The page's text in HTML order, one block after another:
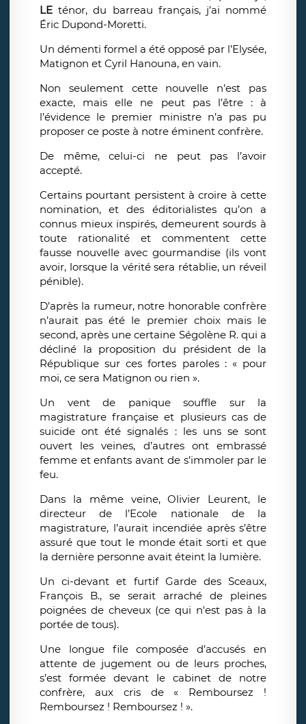
LE ténor, du barreau français, j’ai nommé
Éric Dupond-Moretti.
Un démenti formel a été opposé par l’Elysée,
Matignon et Cyril Hanouna, en vain.
Non seulement cette nouvelle n’est pas
exacte, mais elle ne peut pas l’être : à
l’évidence le premier ministre n’a pas pu
proposer ce poste à notre éminent confrère.
De même, celui-ci ne peut pas l’avoir
accepté.
Certains pourtant persistent à croire à cette
nomination, et des éditorialistes qu’on a
connus mieux inspirés, demeurent sourds à
toute rationalité et commentent cette
fausse nouvelle avec gourmandise (ils vont
avoir, lorsque la vérité sera rétablie, un réveil
pénible).
D’après la rumeur, notre honorable confrère
n’aurait pas été le premier choix mais le
second, après une certaine Ségolène R. qui a
décliné la proposition du président de la
République sur ces fortes paroles : « pour
moi, ce sera Matignon ou rien ».
Un vent de panique souffle sur la
magistrature française et plusieurs cas de
suicide ont été signalés : les uns se sont
ouvert les veines, d’autres ont embrassé
femme et enfants avant de s’immoler par le
feu.
Dans la même veine, Olivier Leurent, le
directeur de l’Ecole nationale de la
magistrature, l’aurait incendiée après s’être
assuré que tout le monde était sorti et que
la dernière personne avait éteint la lumière.
Un ci-devant et furtif Garde des Sceaux,
François B., se serait arraché de pleines
poignées de cheveux (ce qui n'est pas à la
portée de tous).
Une longue file composée d’accusés en
attente de jugement ou de leurs proches,
s’est formée devant le cabinet de notre
confrère, aux cris de « Remboursez !
Remboursez ! Remboursez ! ».